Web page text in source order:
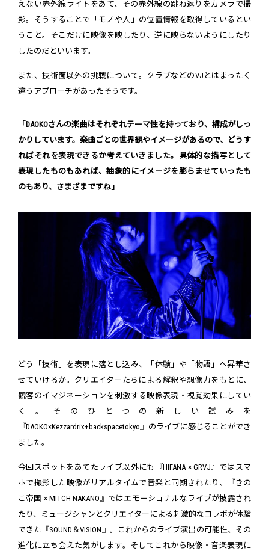
えない赤外線ライトをあて、その赤外線の跳ね返りをカメラで撮
影。そうすることで「モノや人」の位置情報を取得しているとい
うこと。そこだけに映像を映したり、逆に映らないようにしたり
したのだといいます。
また、技術面以外の挑戦について。クラブなどのVJとはまったく
違うアプローチがあったそうです。
「DAOKOさんの楽曲はそれぞれテーマ性を持っており、構成がしっ
かりしています。楽曲ごとの世界観やイメージがあるので、どうす
ればそれを表現できるか考えていきました。具体的な描写として
表現したものもあれば、抽象的にイメージを膨らませていったも
のもあり、さまざまですね」
どう「技術」を表現に落とし込み、「体験」や「物語」へ昇華さ
せていけるか。クリエイターたちによる解釈や想像力をもとに、
観客のイマジネーションを刺激する映像表現・視覚効果にしてい
く。そのひとつの新しい試みを
『DAOKO×Kezzardrix+backspacetokyo』のライブに感じることができ
ました。
今回スポットをあてたライブ以外にも『HIFANA × GRVJ』ではスマ
ホで撮影した映像がリアルタイムで音楽と同期されたり、『きの
こ帝国 × MITCH NAKANO』ではエモーショナルなライブが披露され
たり、ミュージシャンとクリエイターによる刺激的なコラボが体験
できた『SOUND＆VISION』。これからのライブ演出の可能性、その
進化に立ち会えた気がします。そしてこれから映像・音楽表現に